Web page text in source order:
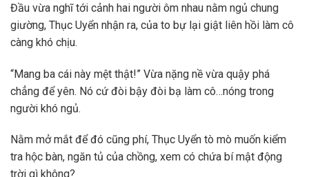
Đầu vừa nghĩ tới cảnh hai người ôm nhau nằm ngủ chung
giường, Thục Uyển nhận ra, của to bự lại giật liên hồi làm cô
càng khó chịu.
“Mang ba cái này mệt thật!” Vừa nặng nề vừa quậy phá
chẳng để yên. Nó cứ đòi bậy đòi bạ làm cô…nóng trong
người khó ngủ.
Nằm mở mắt để đó cũng phí, Thục Uyển tò mò muốn kiểm
tra hộc bàn, ngăn tủ của chồng, xem có chứa bí mật động
trời gì không?